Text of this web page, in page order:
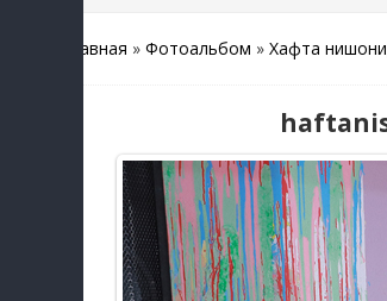
Главная » Фотоальбом » Хафта